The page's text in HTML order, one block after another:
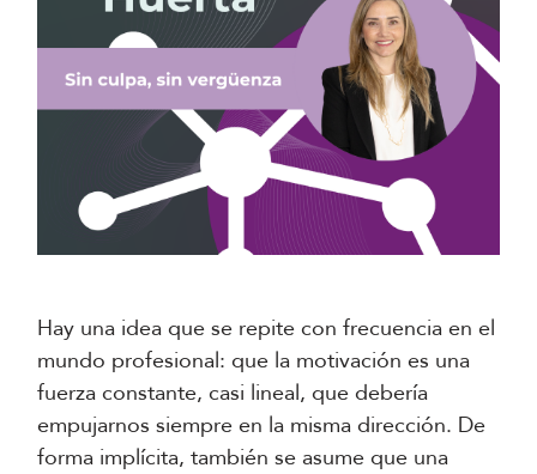
Hay una idea que se repite con frecuencia en el
mundo profesional: que la motivación es una
fuerza constante, casi lineal, que debería
empujarnos siempre en la misma dirección. De
forma implícita, también se asume que una